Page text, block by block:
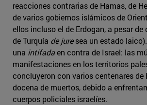
reacciones contrarias de Hamas, de
de varios gobiernos islámicos de
ellos incluso el de Erdogan, a pesar de
de Turquía de juresea un estado
una intifadaen contra de Israel: las
manifestaciones en los territorios
concluyeron con varios centenares de
docena de muertos, debido a
cuerpos policiales israelíes.